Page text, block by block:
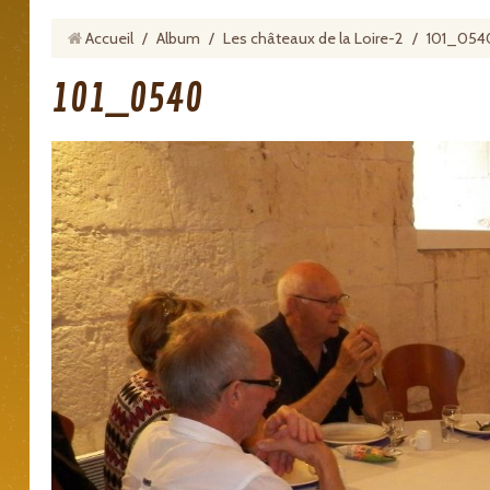
Accueil / Album / Les châteaux de la Loire-2 /
101_0540